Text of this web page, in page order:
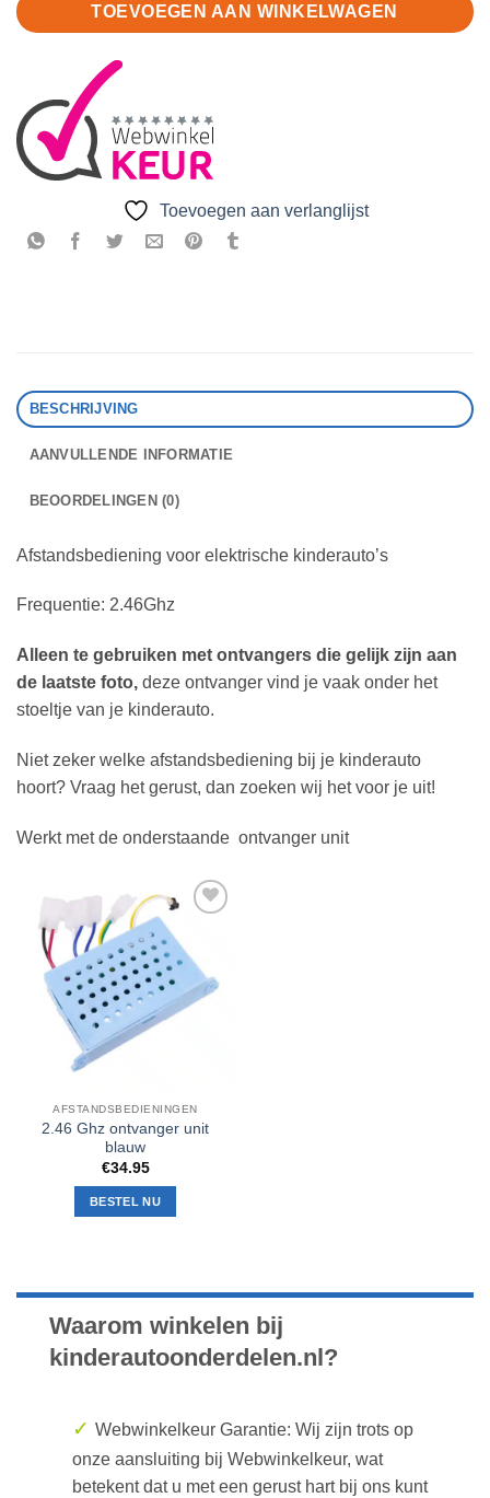
TOEVOEGEN AAN WINKELWAGEN
Toevoegen aan verlanglijst
BESCHRIJVING
AANVULLENDE INFORMATIE
BEOORDELINGEN (0)
Afstandsbediening voor elektrische kinderauto’s
Frequentie: 2.46Ghz
Alleen te gebruiken met ontvangers die gelijk zijn aan
de laatste foto, deze ontvanger vind je vaak onder het
stoeltje van je kinderauto.
Niet zeker welke afstandsbediening bij je kinderauto
hoort? Vraag het gerust, dan zoeken wij het voor je uit!
Werkt met de onderstaande ontvanger unit
Toevoegen
aan
verlanglijst
AFSTANDSBEDIENINGEN
2.46 Ghz ontvanger unit
blauw
€34.95
BESTEL NU
Waarom winkelen bij
kinderautoonderdelen.nl?
✓ Webwinkelkeur Garantie: Wij zijn trots op
onze aansluiting bij Webwinkelkeur, wat
betekent dat u met een gerust hart bij ons kunt